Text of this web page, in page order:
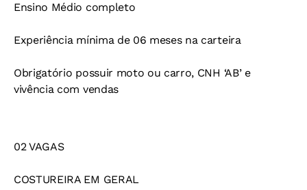
Ensino Médio completo
Experiência mínima de 06 meses na carteira
Obrigatório possuir moto ou carro, CNH ‘AB’ e
vivência com vendas
02 VAGAS
COSTUREIRA EM GERAL